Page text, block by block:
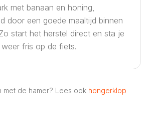
met banaan en honing,
door een goede maaltijd binnen
start het herstel direct en sta je
weer fris op de fiets.
met de hamer? Lees ook hongerklop